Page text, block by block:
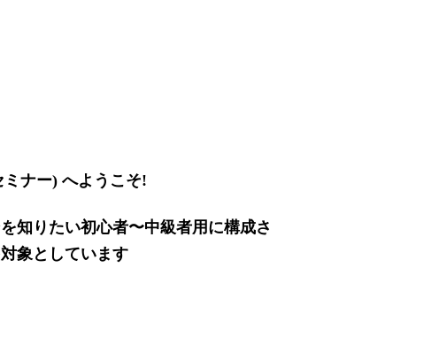
ナー) へようこそ!
知りたい初心者〜中級者用に構成さ
象としています